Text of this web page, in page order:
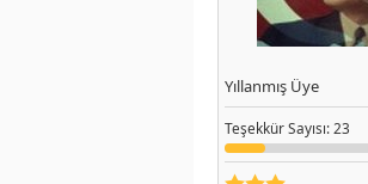
Yıllanmış Üye
TeşekkürSayısı: 23